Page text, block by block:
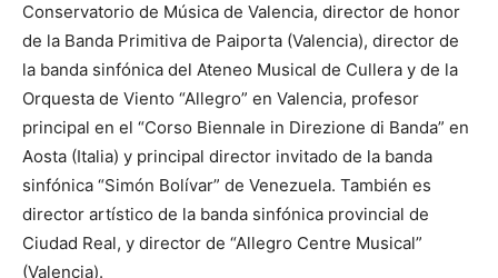
Conservatorio de Música de Valencia, director de honor
de la Banda Primitiva de Paiporta (Valencia), director de
la banda sinfónica del Ateneo Musical de Cullera y de la
Orquesta de Viento “Allegro” en Valencia, profesor
principal en el “Corso Biennale in Direzione di Banda” en
Aosta (Italia) y principal director invitado de la banda
sinfónica “Simón Bolívar” de Venezuela. También es
director artístico de la banda sinfónica provincial de
Ciudad Real, y director de “Allegro Centre Musical”
(Valencia).